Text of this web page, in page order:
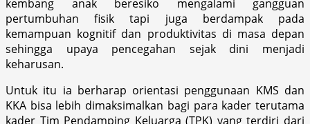
kembang anak beresiko mengalami gangguan
pertumbuhan fisik tapi juga berdampak pada
kemampuan kognitif dan produktivitas di masa depan
sehingga upaya pencegahan sejak dini menjadi
keharusan.
Untuk itu ia berharap orientasi penggunaan KMS dan
KKA bisa lebih dimaksimalkan bagi para kader terutama
kader Tim Pendamping Keluarga (TPK) yang terdiri dari